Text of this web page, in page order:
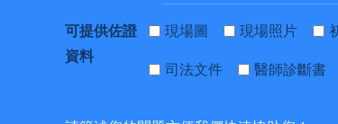
可提供佐證
資料
現場圖 現場照片
司法文件 醫師診斷書